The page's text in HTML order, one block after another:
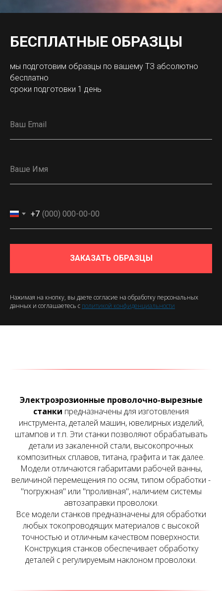
БЕСПЛАТНЫЕ ОБРАЗЦЫ
мы подготовим образцы по вашему ТЗ абсолютно
бесплатно
сроки подготовки 1 день
+7
ЗАКАЗАТЬ ОБРАЗЦЫ
Нажимая на кнопку, вы даете согласие на обработку персональных
данных и соглашаетесь c политикой конфиденциальности
Электроэрозионные проволочно-вырезные
станки предназначены для изготовления
инструмента, деталей машин, ювелирных изделий,
штампов и т.п. Эти станки позволяют обрабатывать
детали из закаленной стали, высокопрочных
композитных сплавов, титана, графита и так далее.
Модели отличаются габаритами рабочей ванны,
величиной перемещения по осям, типом обработки -
"погружная" или "проливная", наличием системы
автозаправки проволоки.
Все модели станков предназначены для обработки
любых токопроводящих материалов с высокой
точностью и отличным качеством поверхности.
Конструкция станков обеспечивает обработку
деталей с регулируемым наклоном проволоки.